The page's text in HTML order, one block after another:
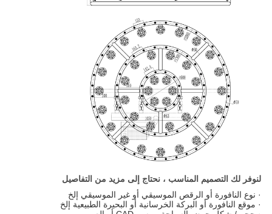
لنوفر لك التصميم المناسب ، نحتاج إلى مزيد من التفاصيل
· نوع النافورة أو الرقص الموسيقي أو غير الموسيقي إلخ
· موقع النافورة أو البركة الخرسانية أو البحيرة الطبيعية إلخ